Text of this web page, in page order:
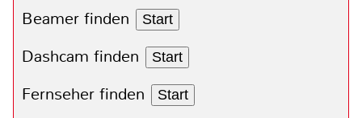
Beamer finden Start
Dashcam finden Start
Fernseher finden Start